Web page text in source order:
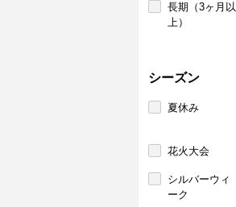
長期（3ヶ月以
上）
シーズン
夏休み
花火大会
シルバーウィ
ーク